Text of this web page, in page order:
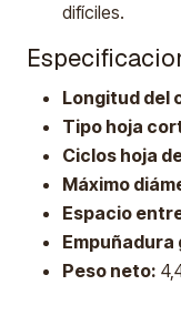
difíciles.
Longitud del
Tipo hoja
Ciclos hoja
Máximo
Espacio
Peso neto: